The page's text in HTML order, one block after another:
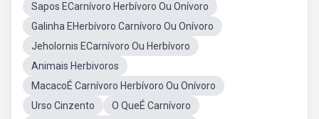
Sapos ECarnívoro Herbívoro Ou Onívoro
Galinha EHerbívoro Carnívoro Ou Onívoro
Jeholornis ECarnívoro Ou Herbívoro
Animais Herbivoros
MacacoÉ Carnívoro Herbívoro Ou Onívoro
Urso Cinzento
O QueÉ Carnívoro